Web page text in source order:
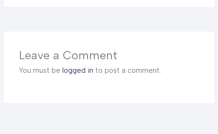
Leave a Comment
You must be logged in to post a comment.